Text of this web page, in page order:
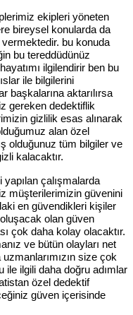
ekipleri yöneten
bireysel konularda da
vermektedir. bu konuda
bu tereddüdünüz
ilgilendirir ben bu
ile bilgilerini
başkalarına aktarılırsa
gereken dedektiflik
gizlilik esas alınarak
alan özel
olduğunuz tüm bilgiler ve
kalacaktır.
çalışmalarda
müşterilerimizin güvenini
en güvendikleri kişiler
oluşacak olan güven
çok daha kolay olacaktır.
ve bütün olayları net
size çok
ile ilgili daha doğru adımlar
özel dedektif
güven içerisinde